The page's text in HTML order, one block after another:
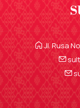
Jl. Rusa